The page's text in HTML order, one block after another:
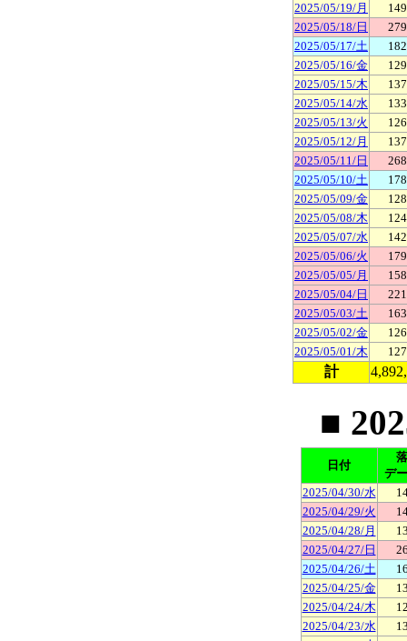
2025/05/19/月
2025/05/18/日
2025/05/17/土
2025/05/16/金
2025/05/15/木
2025/05/14/水
2025/05/13/火
2025/05/12/月
2025/05/11/日
2025/05/10/土
2025/05/09/金
2025/05/08/木
2025/05/07/水
2025/05/06/火
2025/05/05/月
2025/05/04/日
2025/05/03/土
2025/05/02/金
2025/05/01/木
計
■
日付
デ
2025/04/30/水
2025/04/29/火
2025/04/28/月
2025/04/27/日
2025/04/26/土
2025/04/25/金
2025/04/24/木
2025/04/23/水